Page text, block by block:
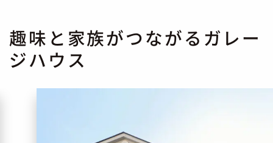
趣味と家族がつながるガレー
ジハウス